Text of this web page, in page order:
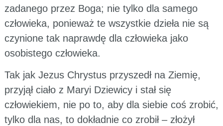
zadanego przez Boga; nie tylko dla samego
człowieka, ponieważ te wszystkie dzieła nie są
czynione tak naprawdę dla człowieka jako
osobistego człowieka.
Tak jak Jezus Chrystus przyszedł na Ziemię,
przyjął ciało z Maryi Dziewicy i stał się
człowiekiem, nie po to, aby dla siebie coś zrobić,
tylko dla nas, to dokładnie co zrobił – złożył